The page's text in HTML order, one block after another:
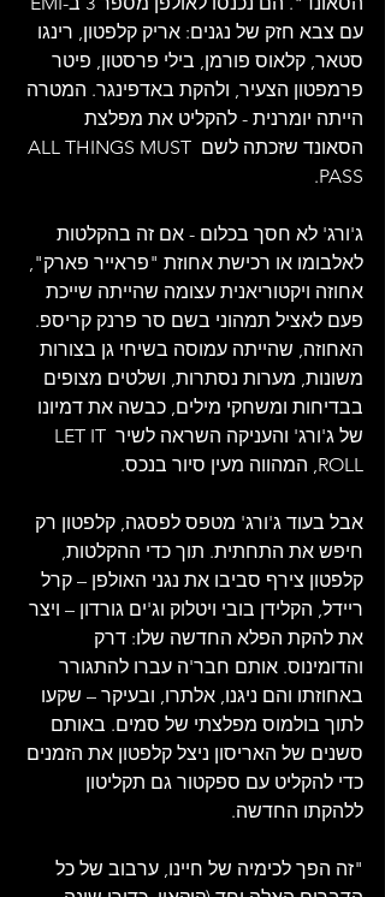
עם צבא חזק של נגנים: אריק קלפטון, רינגו
סטאר, קלאוס פורמן, בילי פרסטון, פיטר
פרמפטון הצעיר, ולהקת באדפינגר. המטרה
הייתה יומרנית - להקליט את מפלצת
הסאונד שזכתה לשם ALL THINGS MUST
PASS.
ג'ורג' לא חסך בכלום - אם זה בהקלטות
לאלבומו או רכישת אחוזת "פראייר פארק",
אחוזה ויקטוריאנית עצומה שהייתה שייכת
פעם לאציל תמהוני בשם סר פרנק קריספ.
האחוזה, שהייתה עמוסה בשיחי גן בצורות
משונות, מערות נסתרות, ושלטים מצופים
בבדיחות ומשחקי מילים, כבשה את דמיונו
של ג'ורג' והעניקה השראה לשיר LET IT
ROLL, המהווה מעין סיור בנכס.
אבל בעוד ג'ורג' מטפס לפסגה, קלפטון רק
חיפש את התחתית. תוך כדי ההקלטות,
קלפטון צירף סביבו את נגני האולפן – קרל
ריידל, הקלידן בובי ויטלוק וג'ים גורדון – ויצר
את להקת הפלא החדשה שלו: דרק
והדומינוס. אותם חבר'ה עברו להתגורר
באחוזתו והם ניגנו, אלתרו, ובעיקר – שקעו
לתוך בולמוס מפלצתי של סמים. באותם
סשנים של האריסון ניצל קלפטון את הזמנים
כדי להקליט עם ספקטור גם תקליטון
ללהקתו החדשה.
"זה הפך לכימיה של חיינו, ערבוב של כל